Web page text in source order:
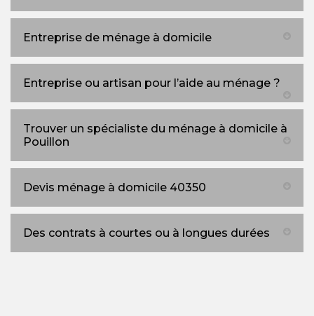
Entreprise de ménage à domicile
Entreprise ou artisan pour l’aide au ménage ?
Trouver un spécialiste du ménage à domicile à
Pouillon
Devis ménage à domicile 40350
Des contrats à courtes ou à longues durées